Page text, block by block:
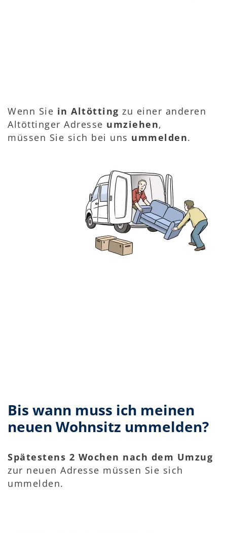
Wenn Sie in Altötting zu einer anderen
Altöttinger Adresse umziehen,
müssen Sie sich bei uns ummelden.
Bis wann muss ich meinen
neuen Wohnsitz ummelden?
Spätestens 2 Wochen nach dem Umzug
zur neuen Adresse müssen Sie sich
ummelden.